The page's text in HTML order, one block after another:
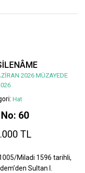
2026 MÜZAYEDE
Hat
60
TL
Miladi 1596 tarihli,
Sultan I.